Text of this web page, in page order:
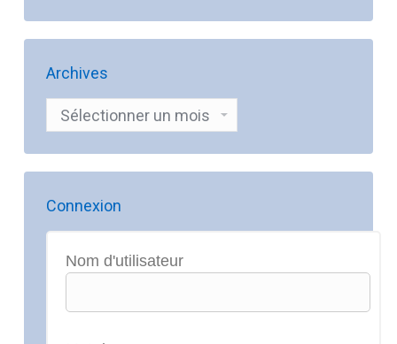
Archives
Archives
Connexion
Nom d'utilisateur